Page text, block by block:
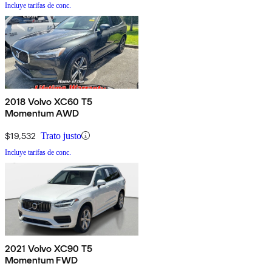
Incluye tarifas de conc.
2018 Volvo XC60 T5
Momentum AWD
$19,532 Trato justo
Incluye tarifas de conc.
2021 Volvo XC90 T5
Momentum FWD